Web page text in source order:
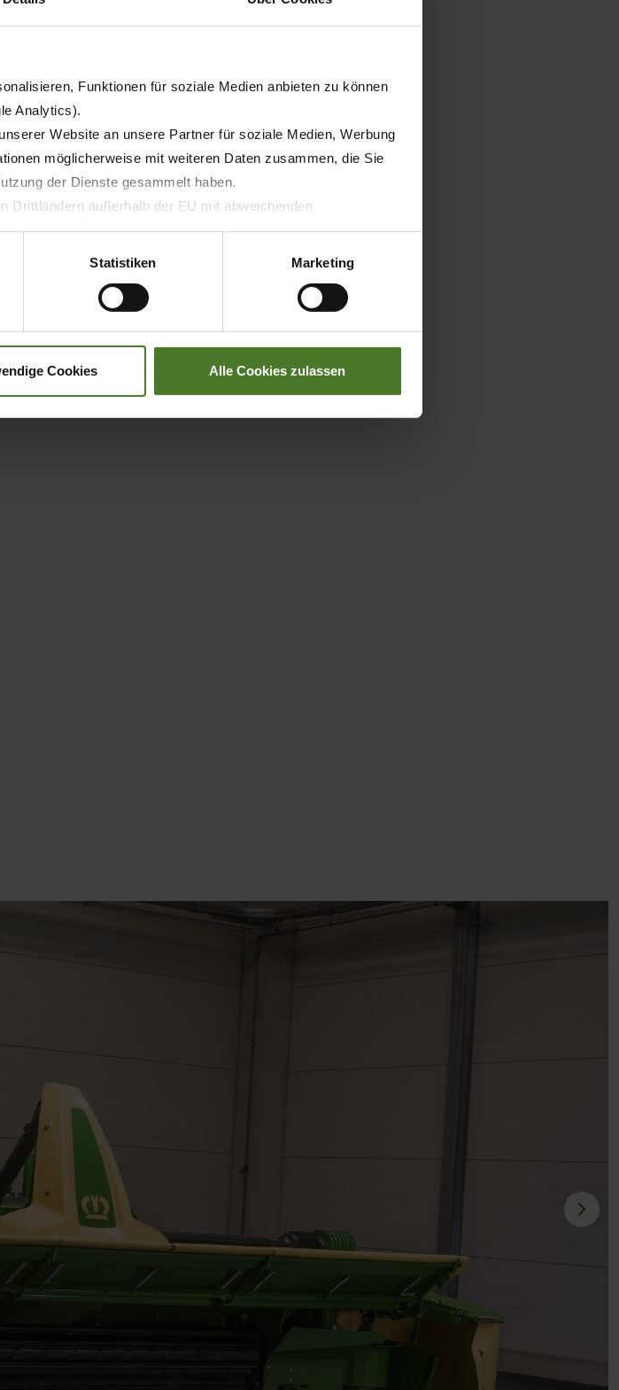
Funktionen für soziale Medien anbieten zu können
Analytics).
Website an unsere Partner für soziale Medien, Werbung
möglicherweise mit weiteren Daten zusammen, die Sie
der Dienste gesammelt haben.
Drittländern außerhalb der EU mit abweichenden
Zugriffen bzw. von Kontrollverlust bzgl. übermittelter
Statistiken Marketing
Cookies Alle Cookies zulassen